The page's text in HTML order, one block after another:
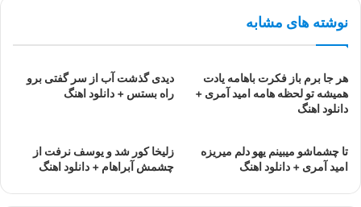
نوشته های مشابه
هر جا برم باز فکرت باهامه یادت
همیشه تو لحظه هامه امید آمری +
دانلود اهنگ
دیدی گذشت آب از سر گفتی برو
راه بستس + دانلود اهنگ
تا چشماشو میبینم یهو دلم میریزه
امید آمری + دانلود اهنگ
زلیخا کور شد و یوسف نرفت از
چشمش آبراهام + دانلود اهنگ